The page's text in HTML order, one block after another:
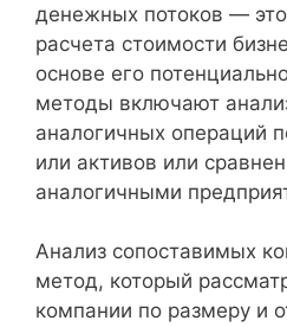
денежных потоков —
расчета стоимости
основе его
методы включают
аналогичных операций
или активов или
аналогичными
Анализ сопоставимых
метод, который
компании по размеру и